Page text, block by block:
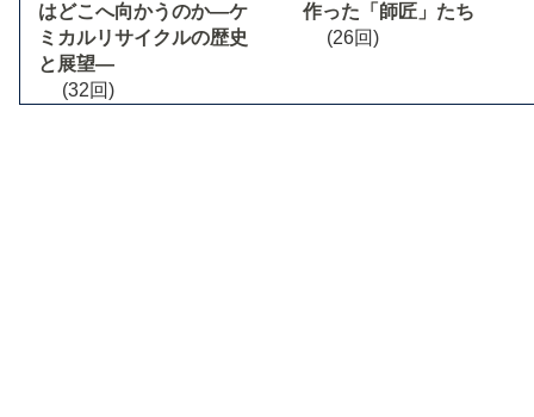
はどこへ向かうのか―ケ
ミカルリサイクルの歴史
と展望―
(32回)
作った「師匠」たち
(26回)